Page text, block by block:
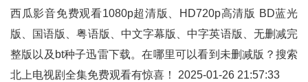
西瓜影音免费观看1080p超清版、HD720p高清版 BD蓝光
版、国语版、粤语版、中文字幕版、中字英语版、无删减完
整版以及bt种子迅雷下载。在哪里可以看到未删减版？搜索
北上电视剧全集免费观看有惊喜！ 2025-01-26 21:57:33